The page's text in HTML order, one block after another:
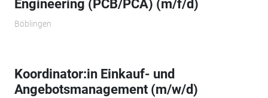
Engineering (PCB/PCA) (m/f/d)
Böblingen
Koordinator:in Einkauf- und
Angebotsmanagement (m/w/d)